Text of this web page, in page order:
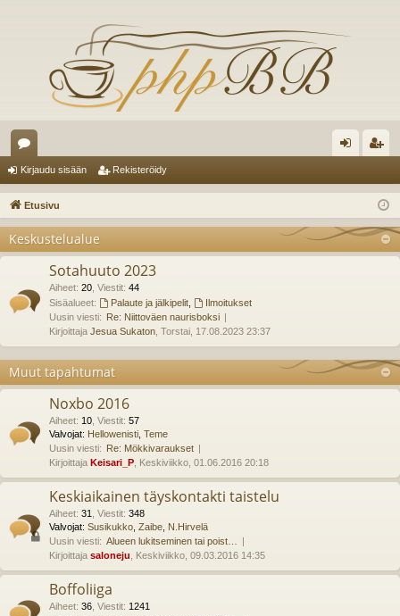
es
ku
el
t
au
si
ist
öi
Kirjaudu sisään Rekisteröidy
Etusivu
Keskustelualue
Sotahuuto 2023
Aiheet: 20 Viestit: 44
Sisäalueet:
Palaute ja jälkipelit,
Ilmoitukset
Uusin viesti: Re: Niittoväen naurisboksi
Kirjoittaja Jesua Sukaton , Torstai, 17.08.2023 23:37
Muut tapahtumat
Noxbo 2016
Aiheet: 10 Viestit: 57
Valvojat: Hellowenisti Teme
Uusin viesti: Re: Mökkivaraukset
Kirjoittaja Keisari_P , Keskiviikko, 01.06.2016 20:18
Keskiaikainen täyskontakti taistelu
Aiheet: 31 Viestit: 348
Valvojat: Susikukko Zaibe N.Hirvelä
Uusin viesti: Alueen lukitseminen tai poist…
Kirjoittaja saloneju , Keskiviikko, 09.03.2016 14:35
Boffoliiga
Aiheet: 36 Viestit: 1241